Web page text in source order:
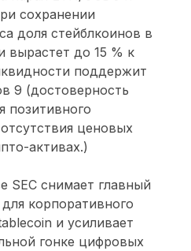
сохранении
доля стейблкоинов в
вырастет до 15 % к
поддержит
9 (достоверность
позитивного
ценовых
активах.)
SEC снимает главный
корпоративного
и усиливает
гонке цифровых